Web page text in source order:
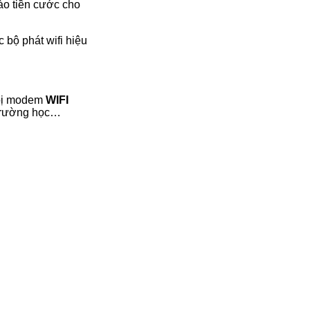
tiền cước cho
bộ phát wifi hiệu
modem WIFI
học…